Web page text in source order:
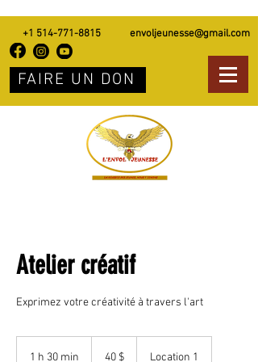
+1 514-771-8815 envoljeunesse@gmail.com
FAIRE UN DON
Atelier créatif
Exprimez votre créativité à travers l'art
1 h 30 min
canadiens
40 $ Location 1